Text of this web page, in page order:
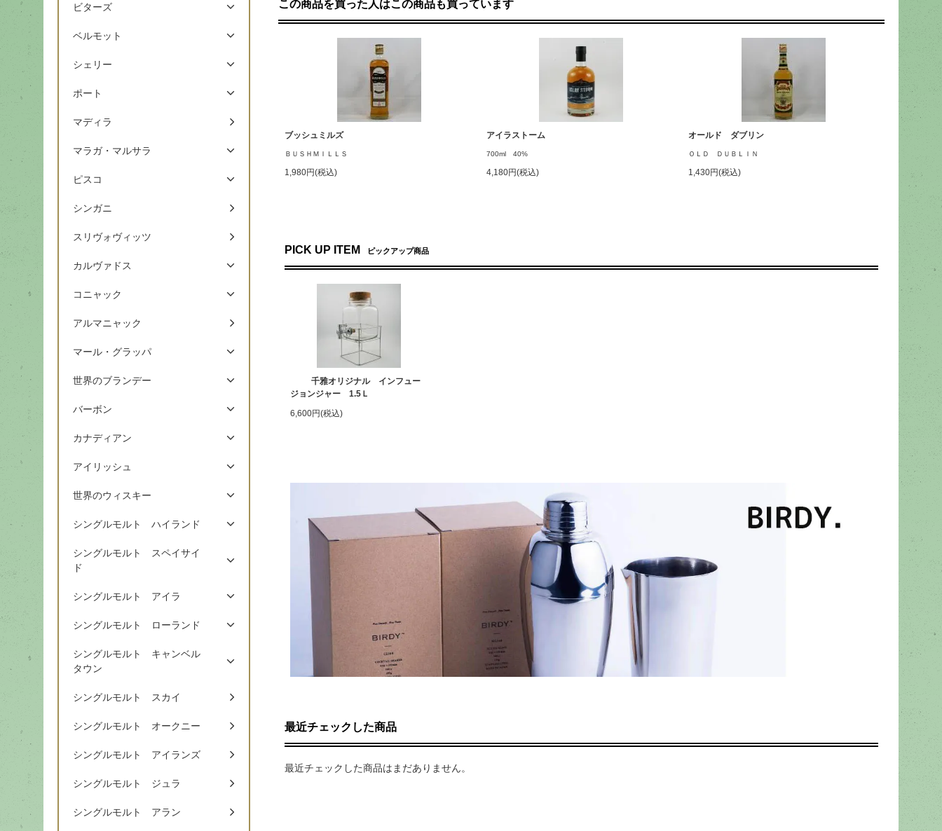
この商品を買った人はこの商品も買っています
ブッシュミルズ
ＢＵＳＨＭＩＬＬＳ
1,980円(税込)
アイラストーム
700ml 40%
4,180円(税込)
オールド ダブリン
ＯＬＤ ＤＵＢＬＩＮ
1,430円(税込)
PICK UP ITEM ピックアップ商品
千雅オリジナル インフュー
ジョンジャー 1.5Ｌ
6,600円(税込)
最近チェックした商品
最近チェックした商品はまだありません。
ビターズ
ベルモット
シェリー
ポート
マディラ
マラガ・マルサラ
ピスコ
シンガニ
スリヴォヴィッツ
カルヴァドス
コニャック
アルマニャック
マール・グラッパ
世界のブランデー
バーボン
カナディアン
アイリッシュ
世界のウィスキー
シングルモルト ハイランド
シングルモルト スペイサイ
ド
シングルモルト アイラ
シングルモルト ローランド
シングルモルト キャンベル
タウン
シングルモルト スカイ
シングルモルト オークニー
シングルモルト アイランズ
シングルモルト ジュラ
シングルモルト アラン